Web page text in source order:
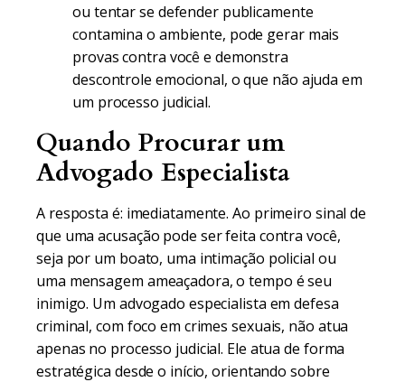
ou tentar se defender publicamente
contamina o ambiente, pode gerar mais
provas contra você e demonstra
descontrole emocional, o que não ajuda em
um processo judicial.
Quando Procurar um
Advogado Especialista
A resposta é: imediatamente. Ao primeiro sinal de
que uma acusação pode ser feita contra você,
seja por um boato, uma intimação policial ou
uma mensagem ameaçadora, o tempo é seu
inimigo. Um advogado especialista em defesa
criminal, com foco em crimes sexuais, não atua
apenas no processo judicial. Ele atua de forma
estratégica desde o início, orientando sobre